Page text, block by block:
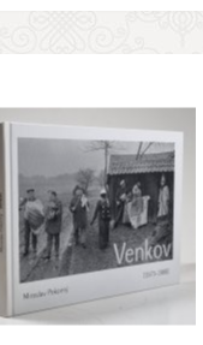
LETECH